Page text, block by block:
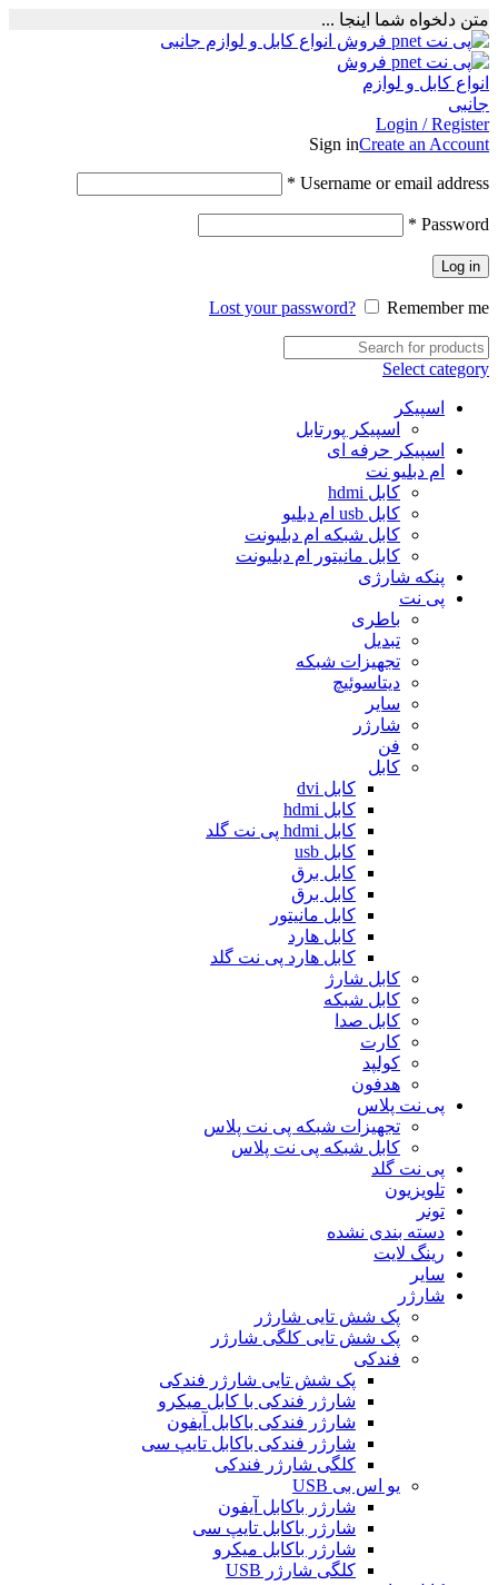
متن دلخواه شما اینجا ...
Login / Register
Sign inCreate an Account
Username or email address
*
Password
*
Log in
Lost your password? Remember me
Select category
اسپیکر
اسپیکر پورتابل
اسپیکر حرفه ای
ام دبلیو نت
کابل hdmi
کابل usb ام دبلیو
کابل شبکه ام دبلیونت
کابل مانیتور ام دبلیونت
پنکه شارژی
پی نت
باطری
تبدیل
تجهیزات شبکه
دیتاسوئیچ
سایر
شارژر
فن
کابل
کابل dvi
کابل hdmi
کابل hdmi پی نت گلد
کابل usb
کابل برق
کابل برق
کابل مانیتور
کابل هارد
کابل هارد پی نت گلد
کابل شارژ
کابل شبکه
کابل صدا
کارت
کولپد
هدفون
پی نت پلاس
تجهیزات شبکه پی نت پلاس
کابل شبکه پی نت پلاس
پی نت گلد
تلویزیون
تونر
دسته بندی نشده
رینگ لایت
سایر
شارژر
پک شش تایی شارژر
پک شش تایی کلگی شارژر
فندکی
پک شش تایی شارژر فندکی
شارژر فندکی با کابل میکرو
شارژر فندکی باکابل آیفون
شارژر فندکی باکابل تایپ سی
کلگی شارژر فندکی
یو اس بی USB
شارژر باکابل آیفون
شارژر باکابل تایپ سی
شارژر باکابل میکرو
کلگی شارژر USB